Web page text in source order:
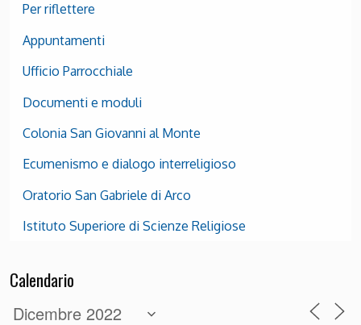
Per riflettere
Appuntamenti
Ufficio Parrocchiale
Documenti e moduli
Colonia San Giovanni al Monte
Ecumenismo e dialogo interreligioso
Oratorio San Gabriele di Arco
Istituto Superiore di Scienze Religiose
Calendario